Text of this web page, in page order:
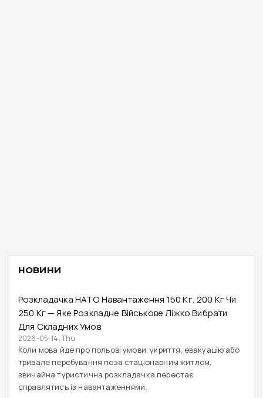
НОВИНИ
Розкладачка НАТО Навантаження 150 Кг, 200 Кг Чи
250 Кг — Яке Розкладне Військове Ліжко Вибрати
Для Складних Умов
2026-05-14, Thu
Коли мова йде про польові умови, укриття, евакуацію або
тривале перебування поза стаціонарним житлом,
звичайна туристична розкладачка перестає
справлятись із навантаженнями.